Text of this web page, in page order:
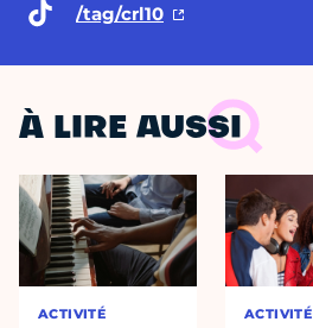
/tag/crl10
À LIRE AUSSI
ACTIVITÉ ACTIVITÉ